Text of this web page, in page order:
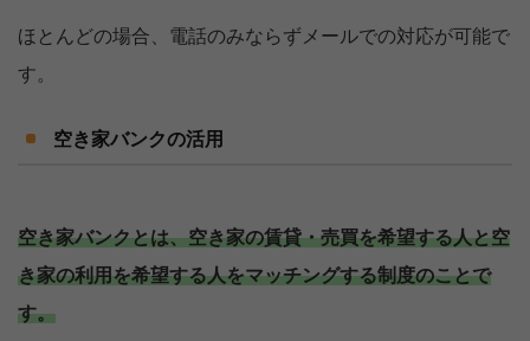
ほとんどの場合、電話のみならずメールでの対応が可能で
す。
空き家バンクの活用
空き家バンクとは、空き家の賃貸・売買を希望する人と空
き家の利用を希望する人をマッチングする制度のことで
す。